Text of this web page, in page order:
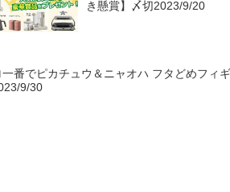
き懸賞】〆切2023/9/20
番でピカチュウ＆ニャオハ フタどめフィ
9/30